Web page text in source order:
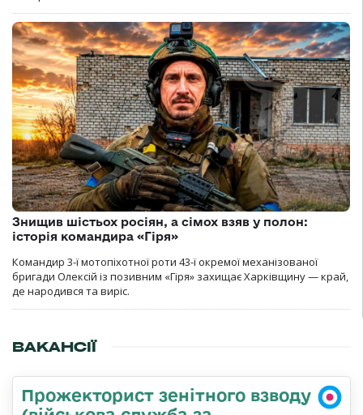
Знищив шістьох росіян, а сімох взяв у полон:
історія командира «Гіря»
Командир 3-ї мотопіхотної роти 43-ї окремої механізованої
бригади Олексій із позивним «Гіря» захищає Харківщину — край,
де народився та виріс.
ВАКАНСІЇ
Прожекторист зенітного взводу